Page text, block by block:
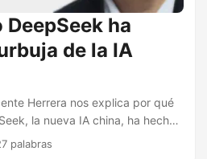
DeepSeek ha
de la IA
Herrera nos explica por qué
la nueva IA china, ha hecho
probamos DeepSeek y nos
palabras